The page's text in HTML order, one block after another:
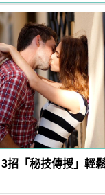
招「秘技傳授」輕